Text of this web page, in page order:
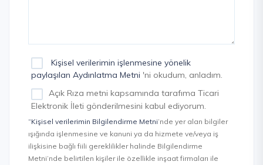
Kişisel verilerimin işlenmesine yönelik
paylaşılan Aydınlatma Metni 'ni okudum, anladım.
Açık Rıza metni kapsamında tarafıma Ticari
Elektronik İleti gönderilmesini kabul ediyorum.
“Kişisel verilerimin Bilgilendirme Metni’nde yer alan bilgiler
ışığında işlenmesine ve kanuni ya da hizmete ve/veya iş
ilişkisine bağlı fiili gereklilikler halinde Bilgilendirme
Metni’nde belirtilen kişiler ile özellikle inşaat firmaları ile